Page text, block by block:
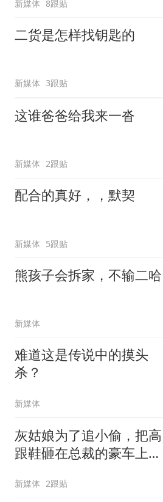
新媒体 8跟贴
二货是怎样找钥匙的
新媒体 3跟贴
这谁爸爸给我来一沓
新媒体 2跟贴
配合的真好，，默契
新媒体 5跟贴
熊孩子会拆家，不输二哈
新媒体
难道这是传说中的摸头
杀？
新媒体
灰姑娘为了追小偷，把高
跟鞋砸在总裁的豪车上，
新媒体 2跟贴